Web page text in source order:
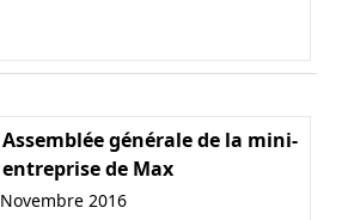
Assemblée générale de la mini-
entreprise de Max
Novembre 2016